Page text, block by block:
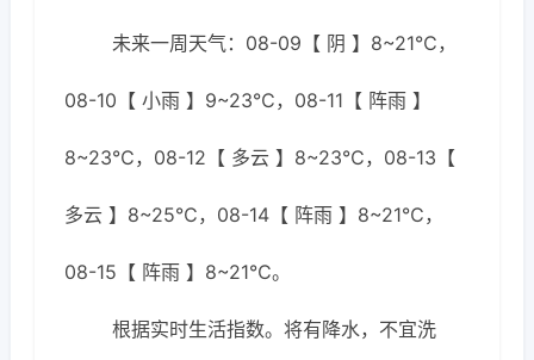
未来一周天气：08-09【 阴 】8~21℃，
08-10【 小雨 】9~23℃，08-11【 阵雨 】
8~23℃，08-12【 多云 】8~23℃，08-13【
多云 】8~25℃，08-14【 阵雨 】8~21℃，
08-15【 阵雨 】8~21℃。
根据实时生活指数。将有降水，不宜洗